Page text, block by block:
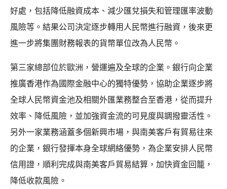
好處，包括降低融資成本、減少匯兌損失和管理匯率波動
風險等。結果公司決定逐步轉用人民幣進行融資，後來更
進一步將集團財務報表的貨幣單位改為人民幣。
第三家總部位於歐洲，營運遍及全球的企業。銀行向企業
推廣香港作為國際金融中心的獨特優勢，協助企業逐步將
全球人民幣資金池及相關外匯業務整合至香港，從而提升
效率、降低風險，並加強資金流的可見度與調撥靈活性。
另外一家業務涵蓋多個新興市場，與南美客戶有貿易往來
的企業，銀行發揮本身全球網絡優勢，為企業安排人民幣
信用證，順利完成與南美客戶貿易結算，加快資金回籠，
降低收款風險。